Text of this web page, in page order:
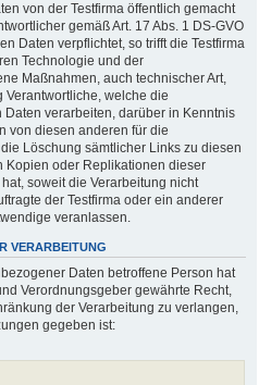
von der Testfirma öffentlich gemacht
gemäß Art. 17 Abs. 1 DS-GVO
Daten verpflichtet, so trifft die Testfirma
Technologie und der
Maßnahmen, auch technischer Art,
welche die
verarbeiten, darüber in Kenntnis
von diesen anderen für die
Löschung sämtlicher Links zu diesen
Kopien oder Replikationen dieser
soweit die Verarbeitung nicht
der Testfirma oder ein anderer
veranlassen.
VERARBEITUNG
Daten betroffene Person hat
Verordnungsgeber gewährte Recht,
der Verarbeitung zu verlangen,
gegeben ist: